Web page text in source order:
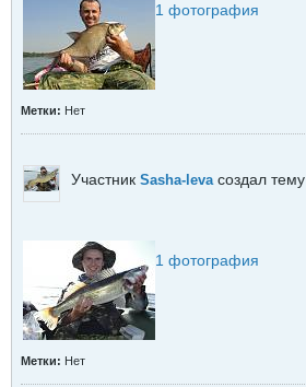
1 фотография
Метки: Нет
Участник Sasha-leva создал тему
1 фотография
Метки: Нет